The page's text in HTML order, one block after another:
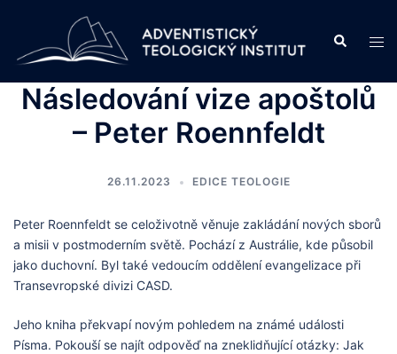
content
Search
Následování vize apoštolů
– Peter Roennfeldt
26.11.2023 EDICE TEOLOGIE
Peter Roennfeldt se celoživotně věnuje zakládání nových sborů
a misii v postmoderním světě. Pochází z Austrálie, kde působil
jako duchovní. Byl také vedoucím oddělení evangelizace při
Transevropské divizi CASD.
Jeho kniha překvapí novým pohledem na známé události
Písma. Pokouší se najít odpověď na zneklidňující otázky: Jak